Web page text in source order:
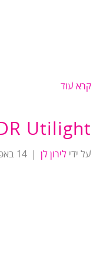
קרא עוד
Utilight
על ידי לירון לן 14 באפריל 2023